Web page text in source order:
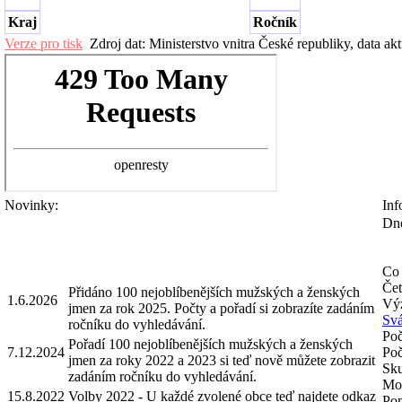
Kraj Ročník
Verze pro tisk Zdroj dat: Ministerstvo vnitra České republiky, data
Novinky:
1.6.2026
Přidáno 100 nejoblíbenějších mužských a ženských
jmen za rok 2025. Počty a pořadí si zobrazíte zadáním
ročníku do vyhledávání.
7.12.2024
Pořadí 100 nejoblíbenějších mužských a ženských
jmen za roky 2022 a 2023 si teď nově můžete zobrazit
zadáním ročníku do vyhledávání.
15.8.2022 Volby 2022 - U každé zvolené obce teď najdete odkaz
Co